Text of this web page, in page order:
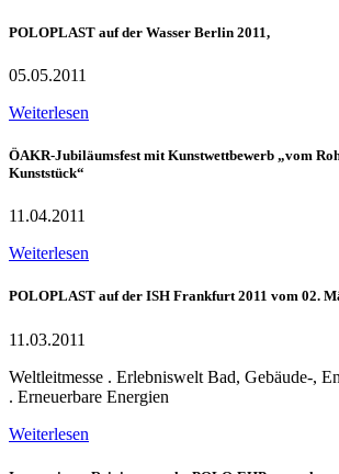
POLOPLAST auf der Wasser Berlin 2011,
05.05.2011
Weiterlesen
ÖAKR-Jubiläumsfest mit Kunstwettbewerb „vom
Kunststück“
11.04.2011
Weiterlesen
POLOPLAST auf der ISH Frankfurt 2011 vom 02.
11.03.2011
Weltleitmesse . Erlebniswelt Bad, Gebäude-,
. Erneuerbare Energien
Weiterlesen